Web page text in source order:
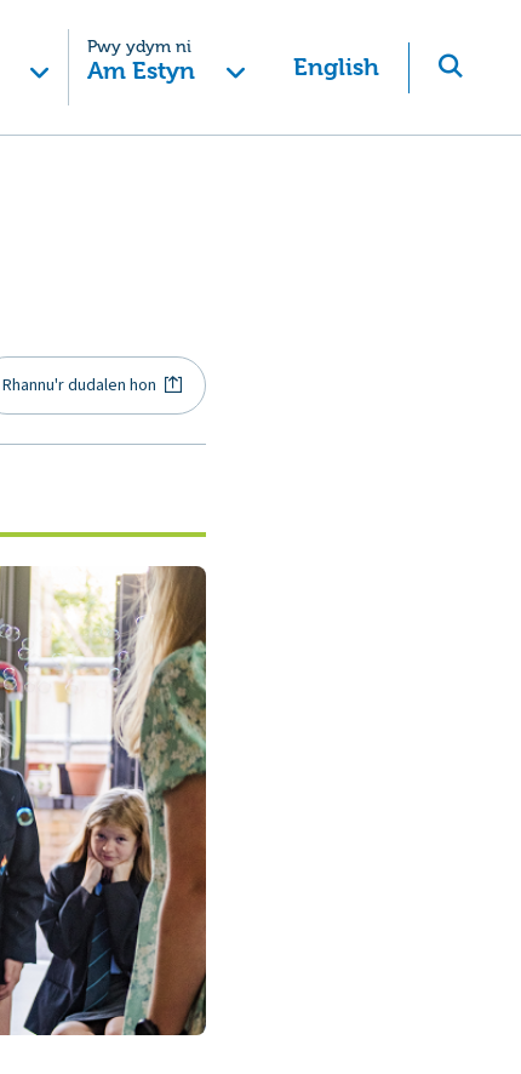
Pwy ydym ni
Am Estyn English
Rhannu'r dudalen hon